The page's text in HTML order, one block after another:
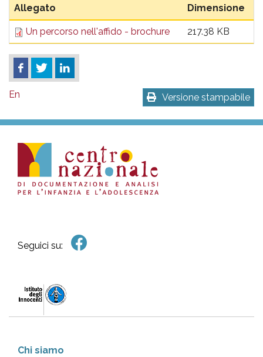
Allegato Dimensione
Un percorso nell'affido - brochure 217.38 KB
Versione stampabile
En
Seguici su:
Chi siamo